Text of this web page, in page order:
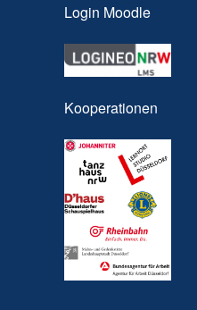
Login Moodle
Kooperationen